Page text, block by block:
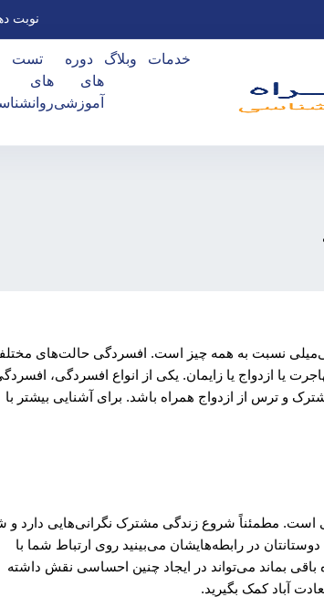
نوبت
خدمات وبلاگ
دوره
های
آموزشی
تست
های
نسبت به همه چیز است. افسردگی حالت‌های
یا ازدواج یا زایمان. یکی از انواع افسردگی،
و ترس از ازدواج همراه باشد. برای آشنایی بیشتر با
است. مطمئناً شروع زندگی مشترک نگرانی‌هایی دارد و
در رابطه‌هایشان می‌بینید روی ارتباط شما با
باقی بماند می‌تواند در ایجاد چنین احساسی نقش داشته
آباد کمک بگیرید.